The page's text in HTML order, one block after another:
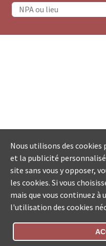
Nous utilisons des
et la publicité
site sans vous y opposer,
les cookies. Si vous
mais que vous continuez
l'utilisation des cookies